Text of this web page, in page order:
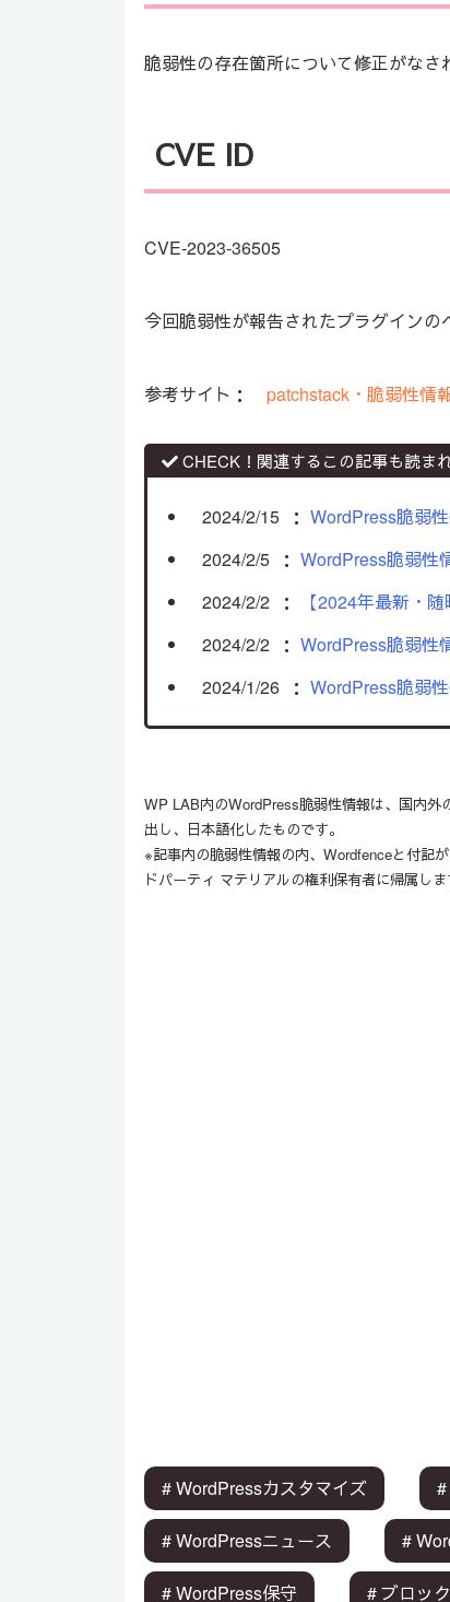
脆弱性の存在箇所について修正がなさ
CVE ID
CVE-2023-36505
今回脆弱性が報告されたプラグインの
参考サイト： patchstack ・脆弱性情
CHECK！関連するこの記事も読ま
2024/2/15 ： WordPress脆弱
2024/2/5
： WordPress脆弱性
2024/2/2
：
【2024年最新・
2024/2/2
： WordPress脆弱性
2024/1/26
： WordPress脆弱
WP LAB内のWordPress脆弱性情報は、国内外
出し、日本語化したものです。
※記事内の脆弱性情報の内、Wordfenceと付記
ドパーティ マテリアルの権利保有者に帰属しま
# WordPressカスタマイズ
# WordPressニュース #
# WordPress保守 # ブロッ